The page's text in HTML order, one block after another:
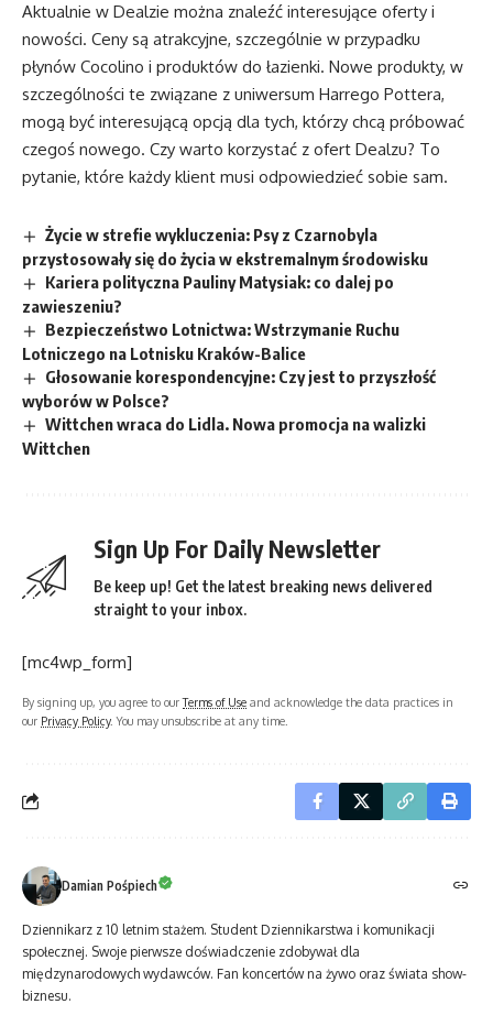
Aktualnie w Dealzie można znaleźć interesujące oferty i
nowości. Ceny są atrakcyjne, szczególnie w przypadku
płynów Cocolino i produktów do łazienki. Nowe produkty, w
szczególności te związane z uniwersum Harrego Pottera,
mogą być interesującą opcją dla tych, którzy chcą próbować
czegoś nowego. Czy warto korzystać z ofert Dealzu? To
pytanie, które każdy klient musi odpowiedzieć sobie sam.
Życie w strefie wykluczenia: Psy z Czarnobyla
przystosowały się do życia w ekstremalnym środowisku
Kariera polityczna Pauliny Matysiak: co dalej po
zawieszeniu?
Bezpieczeństwo Lotnictwa: Wstrzymanie Ruchu
Lotniczego na Lotnisku Kraków-Balice
Głosowanie korespondencyjne: Czy jest to przyszłość
wyborów w Polsce?
Wittchen wraca do Lidla. Nowa promocja na walizki
Wittchen
Sign Up For Daily Newsletter
Be keep up! Get the latest breaking news delivered
straight to your inbox.
[mc4wp_form]
By signing up, you agree to ourTerms of Use and acknowledge the data practices in
our Privacy Policy. You may unsubscribe at any time.
Damian Pośpiech
Dziennikarz z 10 letnim stażem. Student Dziennikarstwa i komunikacji
społecznej. Swoje pierwsze doświadczenie zdobywał dla
międzynarodowych wydawców. Fan koncertów na żywo oraz świata show-
biznesu.